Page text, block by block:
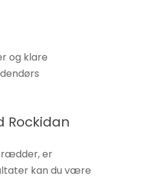
og klare
er
kan du være